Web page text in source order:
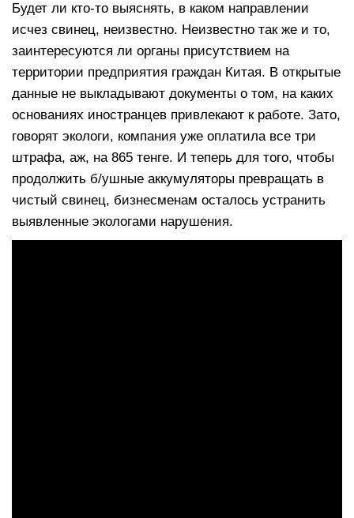
Будет ли кто-то выяснять, в каком направлении
исчез свинец, неизвестно. Неизвестно так же и то,
заинтересуются ли органы присутствием на
территории предприятия граждан Китая. В открытые
данные не выкладывают документы о том, на каких
основаниях иностранцев привлекают к работе. Зато,
говорят экологи, компания уже оплатила все три
штрафа, аж, на 865 тенге. И теперь для того, чтобы
продолжить б/ушные аккумуляторы превращать в
чистый свинец, бизнесменам осталось устранить
выявленные экологами нарушения.